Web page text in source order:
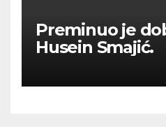
Preminuo je
Husein Smajić.